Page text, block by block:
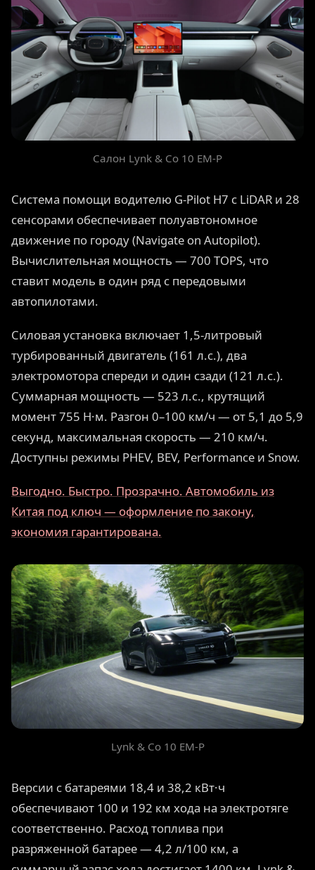
Салон Lynk & Co 10 EM-P
Система помощи водителю G-Pilot H7 с LiDAR и 28
сенсорами обеспечивает полуавтономное
движение по городу (Navigate on Autopilot).
Вычислительная мощность — 700 TOPS, что
ставит модель в один ряд с передовыми
автопилотами.
Силовая установка включает 1,5-литровый
турбированный двигатель (161 л.с.), два
электромотора спереди и один сзади (121 л.с.).
Суммарная мощность — 523 л.с., крутящий
момент 755 Н·м. Разгон 0–100 км/ч — от 5,1 до 5,9
секунд, максимальная скорость — 210 км/ч.
Доступны режимы PHEV, BEV, Performance и Snow.
Выгодно. Быстро. Прозрачно. Автомобиль из
Китая под ключ — оформление по закону,
экономия гарантирована.
Lynk & Co 10 EM-P
Версии с батареями 18,4 и 38,2 кВт·ч
обеспечивают 100 и 192 км хода на электротяге
соответственно. Расход топлива при
разряженной батарее — 4,2 л/100 км, а